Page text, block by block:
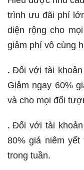
trình ưu đãi phí
diện rộng cho
giảm phí vô cùng
. Đối với tài
Giảm ngay 60%
và cho mọi đối
. Đối với tài
80% giá niêm
trong tuần.